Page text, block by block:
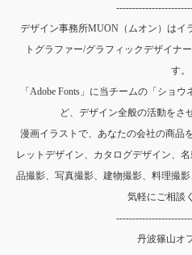
デザイン事務所MUON（ムオン）はイ
トグラファー/グラフィックデザイナ
す。
「Adobe Fonts」に当チームの「ショ
ど、デザイン全般の活動をさ
漫画イラストで、あなたの会社の商品
レットデザイン、カタログデザイン、
品撮影、写真撮影、建物撮影、料理撮
気軽にご相談
丹波篠山オ